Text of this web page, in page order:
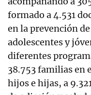
formado a 4.531
en la prevención
adolescentes y
diferentes
38.753 familias en
hijos e hijas, a